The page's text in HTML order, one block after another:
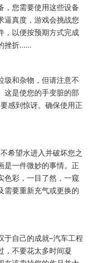
，您需要使用这些设备
逼真度，游戏会挑战您
，以便按预期方式完成
挫折……
圾和杂物，但请注意不
这是使您的手变脏的部
感到惊讶。确保使用正
希望水进入并破坏您之
是一件微妙的事情。正
色彩，一目了然，一窥
需要重新充气或更换的
于自己的成就–汽车工程
，不要花太多时间凝